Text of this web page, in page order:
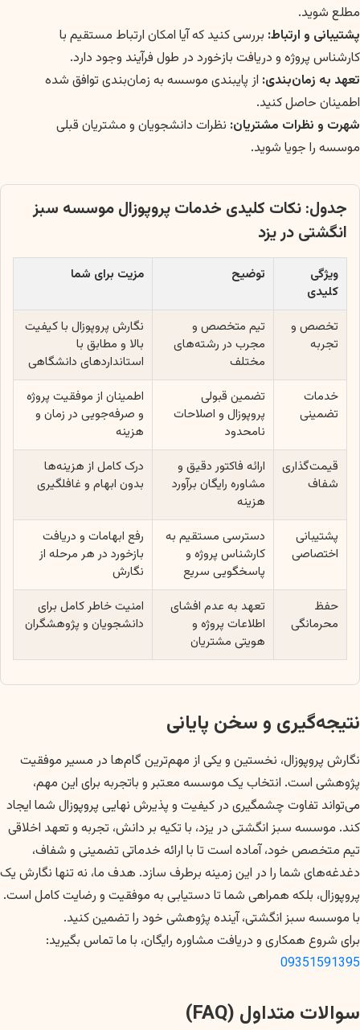
مطلع شوید.
پشتیبانی و ارتباط: بررسی کنید که آیا امکان ارتباط مستقیم با
کارشناس پروژه و دریافت بازخورد در طول فرآیند وجود دارد.
تعهد به زمان‌بندی: از پایبندی موسسه به زمان‌بندی توافق شده
اطمینان حاصل کنید.
شهرت و نظرات مشتریان: نظرات دانشجویان و مشتریان قبلی
موسسه را جویا شوید.
جدول: نکات کلیدی خدمات پروپوزال موسسه سبز
انگشتی در یزد
ویژگی
کلیدی
توضیح مزیت برای شما
تخصص و
تجربه
تیم متخصص و
مجرب در رشته‌های
مختلف
نگارش پروپوزال با کیفیت
بالا و مطابق با
استانداردهای دانشگاهی
خدمات
تضمینی
تضمین قبولی
پروپوزال و اصلاحات
نامحدود
اطمینان از موفقیت پروژه
و صرفه‌جویی در زمان و
هزینه
قیمت‌گذاری
شفاف
ارائه فاکتور دقیق و
مشاوره رایگان برآورد
هزینه
درک کامل از هزینه‌ها
بدون ابهام و غافلگیری
پشتیبانی
اختصاصی
دسترسی مستقیم به
کارشناس پروژه و
پاسخگویی سریع
رفع ابهامات و دریافت
بازخورد در هر مرحله از
نگارش
حفظ
محرمانگی
تعهد به عدم افشای
اطلاعات پروژه و
هویتی مشتریان
امنیت خاطر کامل برای
دانشجویان و پژوهشگران
نتیجه‌گیری و سخن پایانی
نگارش پروپوزال، نخستین و یکی از مهم‌ترین گام‌ها در مسیر موفقیت
پژوهشی است. انتخاب یک موسسه معتبر و باتجربه برای این مهم،
می‌تواند تفاوت چشمگیری در کیفیت و پذیرش نهایی پروپوزال شما ایجاد
کند. موسسه سبز انگشتی در یزد، با تکیه بر دانش، تجربه و تعهد اخلاقی
تیم متخصص خود، آماده است تا با ارائه خدماتی تضمینی و شفاف،
دغدغه‌های شما را در این زمینه برطرف سازد. هدف ما، نه تنها نگارش یک
پروپوزال، بلکه همراهی شما تا دستیابی به موفقیت و رضایت کامل است.
با موسسه سبز انگشتی، آینده پژوهشی خود را تضمین کنید.
برای شروع همکاری و دریافت مشاوره رایگان، با ما تماس بگیرید:
09351591395
سوالات متداول (FAQ)